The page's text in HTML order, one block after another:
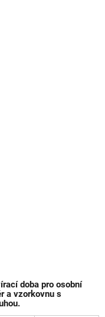
doba pro osobní
a vzorkovnu s